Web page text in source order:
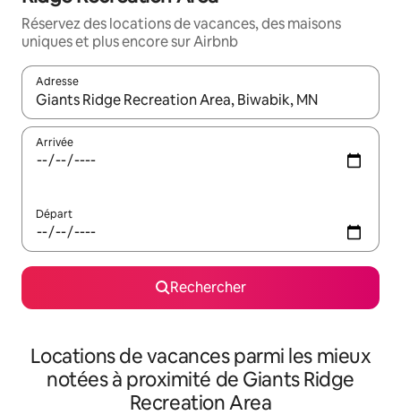
Réservez des locations de vacances, des maisons
uniques et plus encore sur Airbnb
Adresse
Lorsque les résultats s'affichent, utilisez les flèches vers le
Arrivée
Départ
Rechercher
Locations de vacances parmi les mieux
notées à proximité de Giants Ridge
Recreation Area